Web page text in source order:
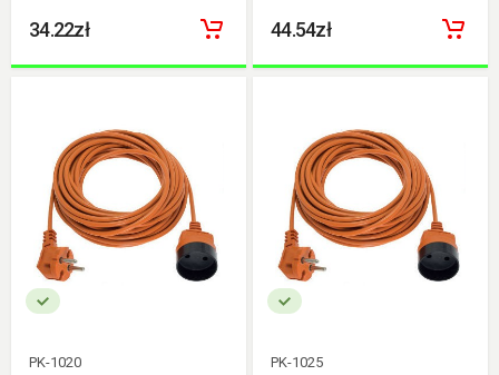
34.22zł 44.54zł
PK-1020 PK-1025